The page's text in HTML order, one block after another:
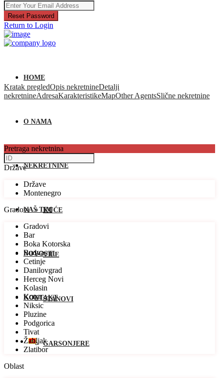
Reset Password
Return to Login
HOME
O NAMA
NEKRETNINE
KUĆE
VILE
STANOVI
GARSONJERE
NAŠ TIM
NOVOSTI
KONTAKT
Kratak pregledOpis nekretnineDetalji
nekretnineAdresaKarakteristikeMapOther AgentsSlične nekretnine
Pretraga nekretnina
Države
Države
Montenegro
Gradovi
Gradovi
Bar
Boka Kotorska
Budva
Cetinje
Danilovgrad
Herceg Novi
Kolasin
Kotor
Niksic
Pluzine
Podgorica
Tivat
Žabljak
Zlatibor
Oblast